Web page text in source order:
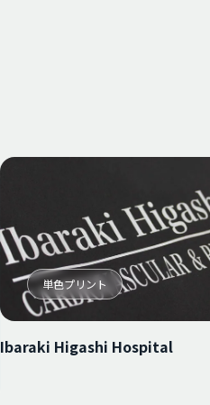
単色プリント
Ibaraki Higashi Hospital